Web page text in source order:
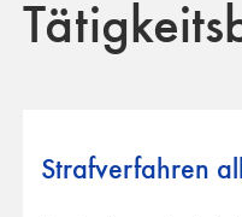
Strafverfahren